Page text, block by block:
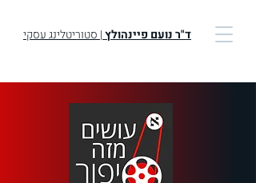
ד"ר נועם פיינהולץ| סטוריטלינג עסקי